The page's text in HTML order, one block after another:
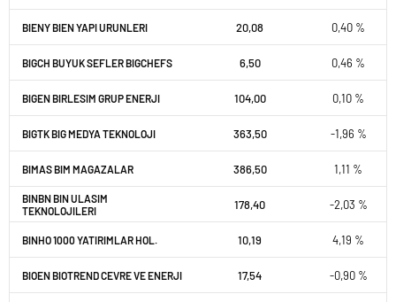
BIENY BIEN YAPI URUNLERI 20,08 0,40 %
BIGCH BUYUK SEFLER BIGCHEFS 6,50 0,46 %
BIGEN BIRLESIM GRUP ENERJI 104,00 0,10 %
BIGTK BIG MEDYA TEKNOLOJI 363,50 -1,96 %
BIMAS BIM MAGAZALAR 386,50 1,11 %
BINBN BIN ULASIM
TEKNOLOJILERI
178,40 -2,03 %
BINHO 1000 YATIRIMLAR HOL. 10,19 4,19 %
BIOEN BIOTREND CEVRE VE ENERJI 17,54 -0,90 %